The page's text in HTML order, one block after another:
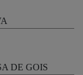
DE GOIS